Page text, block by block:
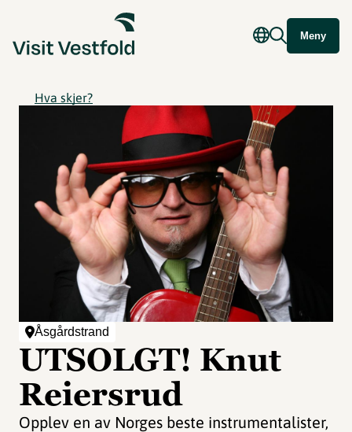
Meny
Hva skjer?
Åsgårdstrand
UTSOLGT! Knut
Reiersrud
Opplev en av Norges beste instrumentalister,